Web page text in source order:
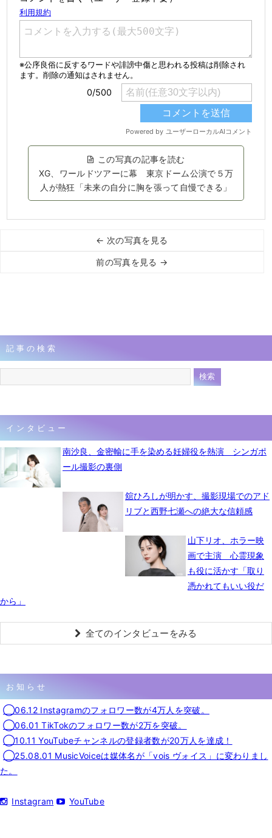
この写真の記事を読む
XG、ワールドツアーに幕 東京ドーム公演で５万
人が熱狂「未来の自分に胸を張って自慢できる」
← 次の写真を見る
前の写真を見る →
記事の検索
インタビュー
南沙良、金密輸に手を染める妊婦役を熱演 シンガポ
ール撮影の裏側
舘ひろしが明かす、撮影現場でのアド
リブと西野七瀬への絶大な信頼感
山下リオ、ホラー映
画で主演 心霊現象
も役に活かす「取り
憑かれてもいい役だ
から」
全てのインタビューをみる
お知らせ
◯06.12 Instagramのフォロワー数が4万人を突破。
◯06.01 TikTokのフォロワー数が2万を突破。
◯10.11 YouTubeチャンネルの登録者数が20万人を達成！
◯25.08.01 MusicVoiceは媒体名が「vois ヴォイス」に変わりまし
た。
Instagram YouTube